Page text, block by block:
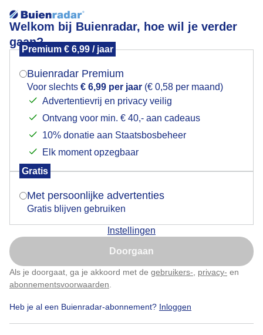
Welkom bij Buienradar, hoe wil je verder
gaan?
Premium € 6,99 / jaar
Buienradar Premium
Voor slechts € 6,99 per jaar (€ 0,58 per maand)
Advertentievrij en privacy veilig
Ontvang voor min. € 40,- aan cadeaus
10% donatie aan Staatsbosbeheer
Elk moment opzegbaar
Gratis
Met persoonlijke advertenties
Gratis blijven gebruiken
Instellingen
Doorgaan
Als je doorgaat, ga je akkoord met de gebruikers- privacy- en
abonnementsvoorwaarden
Heb je al een Buienradar-abonnement? Inloggen
buienluchten
Door: Piet Grim Gemaakt: 14-05-2026, 11x bekeken
Wolken Regen
Mogen we je locatie gebruiken voor het
Indien je hier nog geen akkoord op hebt gegeven,
verschijnt er zo een pop-up uit je browser waarin
Is goed, toon de popup
Nu niet, misschien later
Klik hierom dit aan te passen